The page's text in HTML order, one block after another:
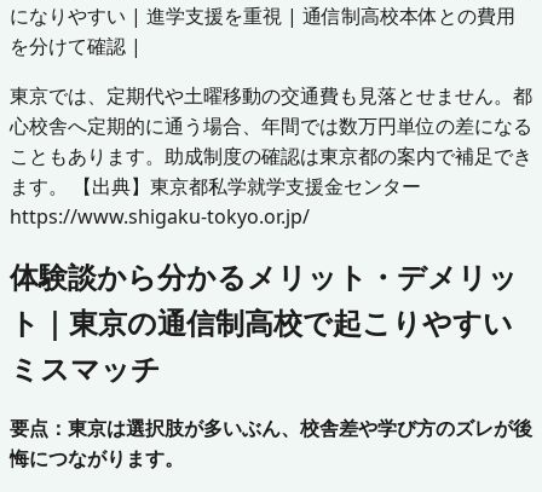
になりやすい | 進学支援を重視 | 通信制高校本体との費用
を分けて確認 |
東京では、定期代や土曜移動の交通費も見落とせません。都
心校舎へ定期的に通う場合、年間では数万円単位の差になる
こともあります。助成制度の確認は東京都の案内で補足でき
ます。 【出典】東京都私学就学支援金センター
https://www.shigaku-tokyo.or.jp/
体験談から分かるメリット・デメリッ
ト｜東京の通信制高校で起こりやすい
ミスマッチ
要点：東京は選択肢が多いぶん、校舎差や学び方のズレが後
悔につながります。